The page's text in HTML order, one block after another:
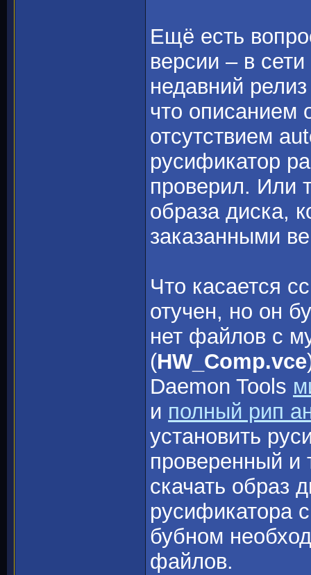
Ещё есть
версии – в
недавний
что описанием
отсутствием
русификатор
проверил. Или
образа диска,
заказанными
Что касается
отучен, но он
нет файлов с
(HW_Comp.vce
Daemon Tools
и полный рип
установить
проверенный
скачать образ
русификатора
бубном
файлов.